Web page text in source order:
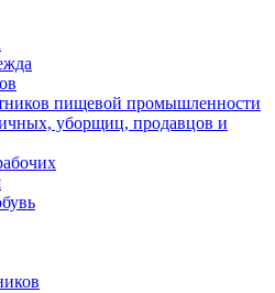
пищевой промышленности
уборщиц, продавцов и